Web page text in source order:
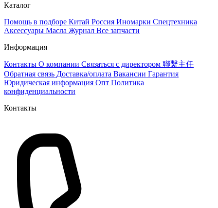
Каталог
Помощь в подборе Китай Россия Иномарки Спецтехника
Аксессуары Масла Журнал Все запчасти
Информация
Контакты О компании Связаться с директором 聯繫主任
Обратная связь Доставка/оплата Вакансии Гарантия
Юридическая информация Опт Политика
конфиденциальности
Контакты